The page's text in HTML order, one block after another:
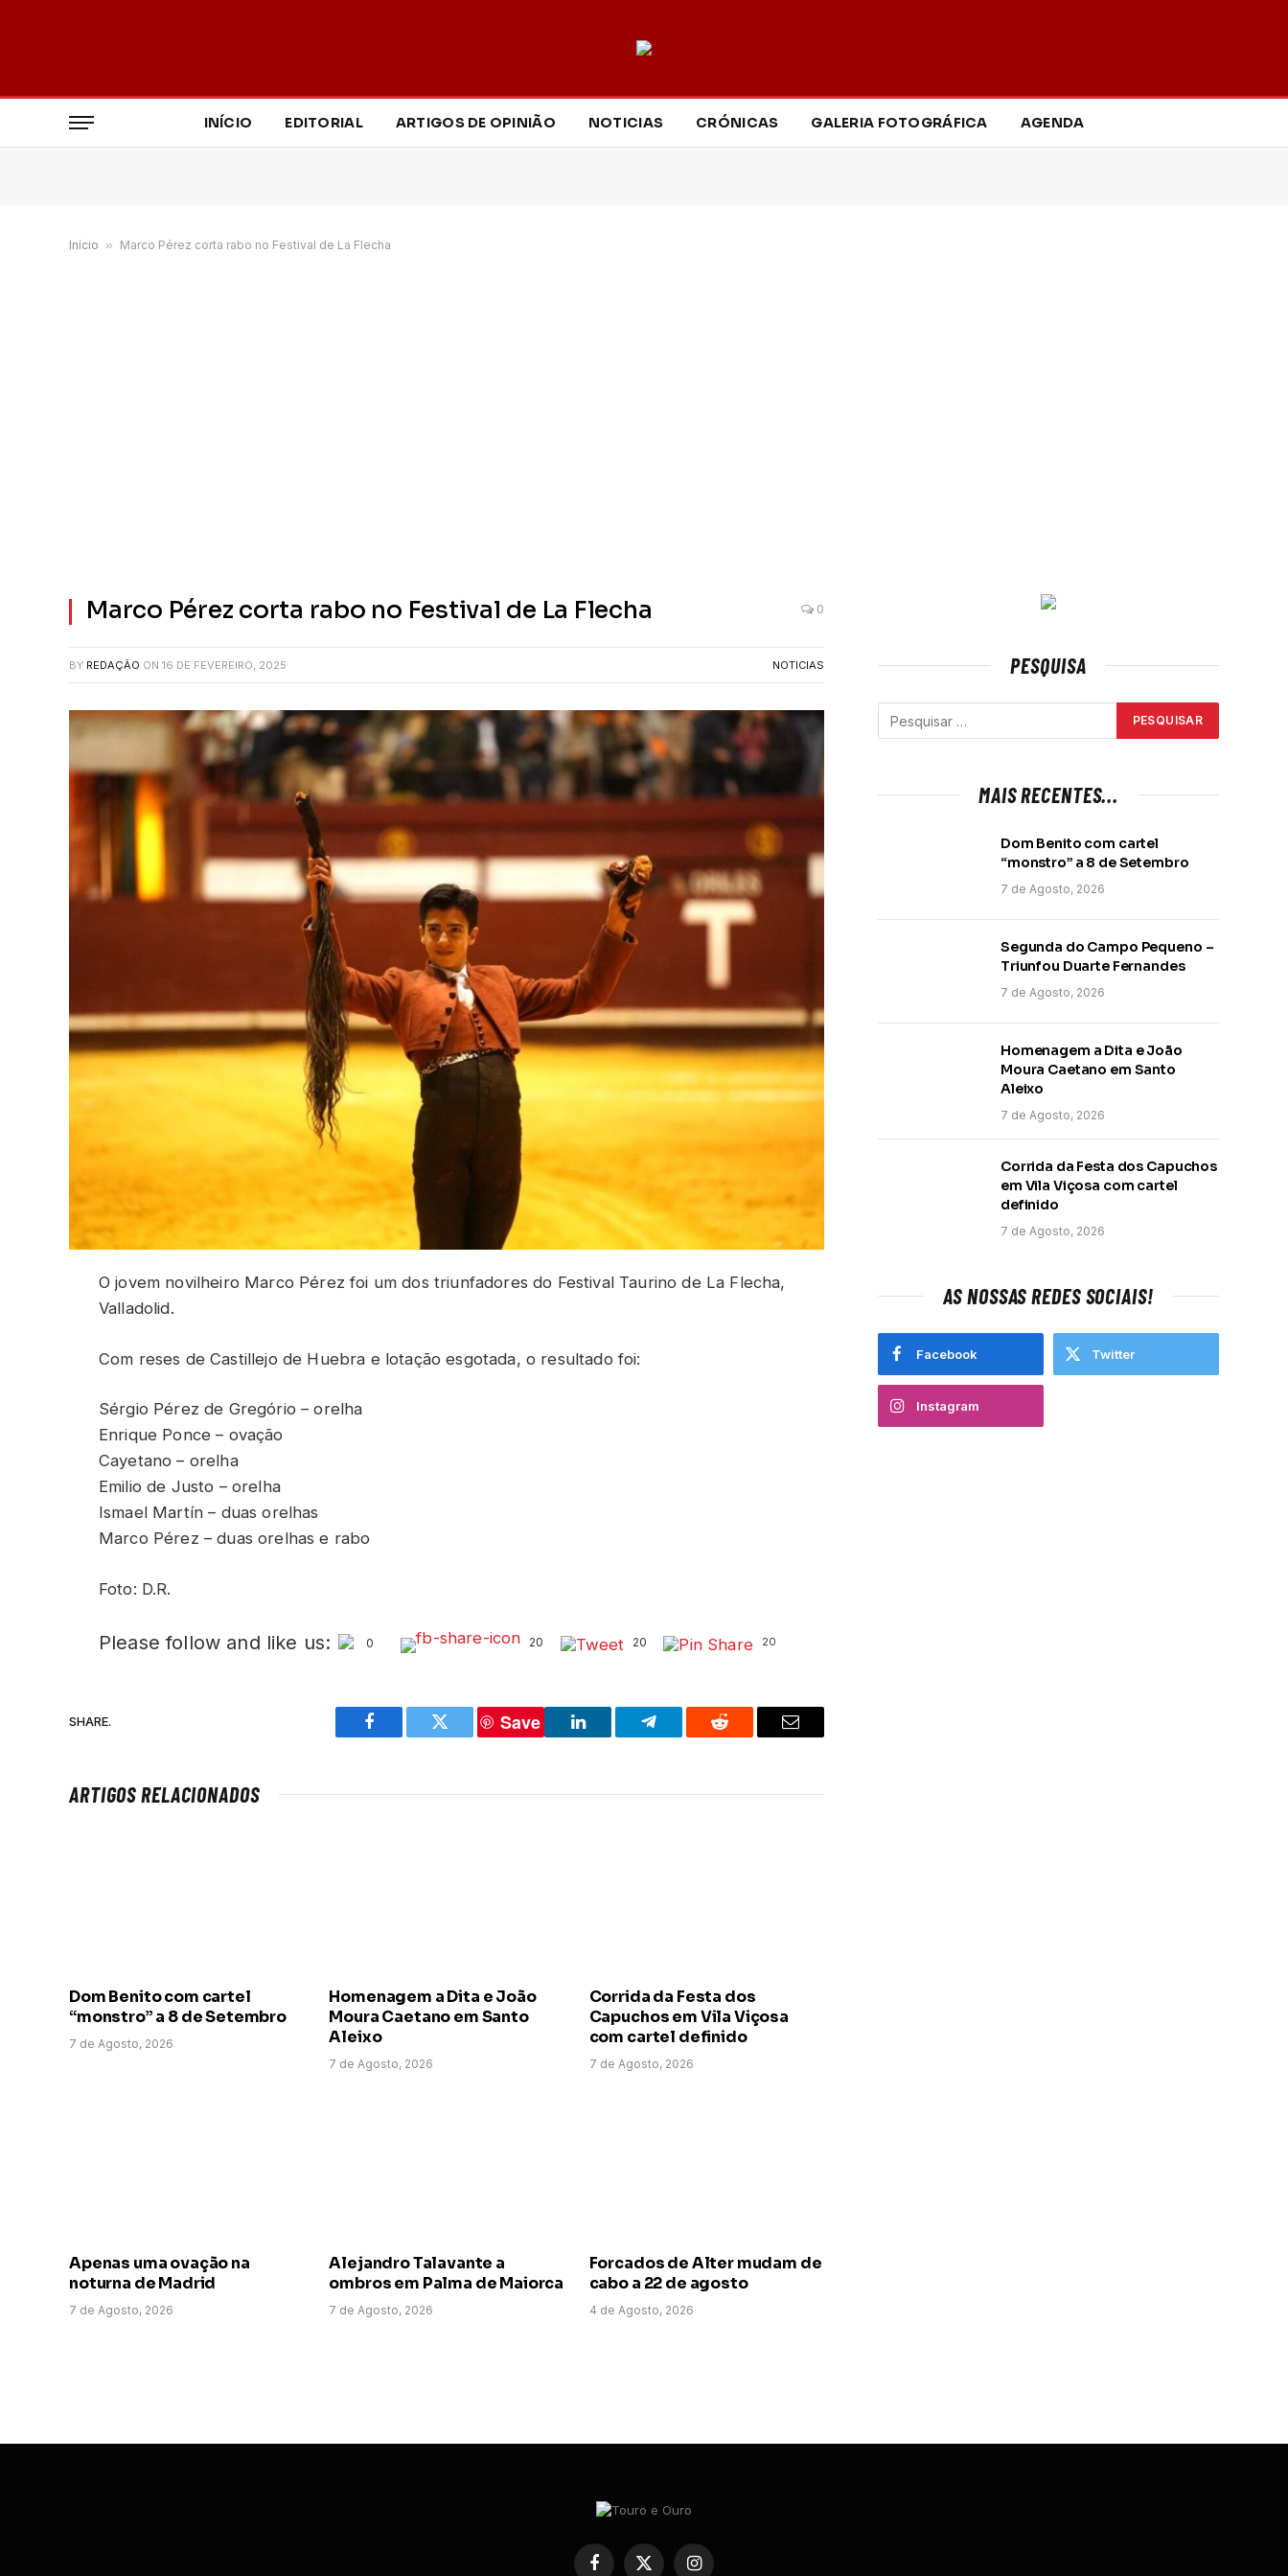
INÍCIO EDITORIAL ARTIGOS DE OPINIÃO NOTICIAS CRÓNICAS GALERIA FOTOGRÁFICA AGENDA
Início » Marco Pérez corta rabo no Festival de La Flecha
Marco Pérez corta rabo no Festival de La Flecha 0
BY REDAÇÃO ON 16 DE FEVEREIRO, 2025 NOTICIAS
O jovem novilheiro Marco Pérez foi um dos triunfadores do Festival Taurino de La Flecha,
Valladolid.
Com reses de Castillejo de Huebra e lotação esgotada, o resultado foi:
Sérgio Pérez de Gregório – orelha
Enrique Ponce – ovação
Cayetano – orelha
Emilio de Justo – orelha
Ismael Martín – duas orelhas
Marco Pérez – duas orelhas e rabo
Foto: D.R.
Please follow and like us: 0 20 20 20
SHARE.
Facebook Twitter
Save
LinkedIn Telegram Reddit Email
ARTIGOS RELACIONADOS
Dom Benito com cartel
“monstro” a 8 de Setembro
7 de Agosto, 2026
Homenagem a Dita e João
Moura Caetano em Santo
Aleixo
7 de Agosto, 2026
Corrida da Festa dos
Capuchos em Vila Viçosa
com cartel definido
7 de Agosto, 2026
Apenas uma ovação na
noturna de Madrid
7 de Agosto, 2026
Alejandro Talavante a
ombros em Palma de Maiorca
7 de Agosto, 2026
Forcados de Alter mudam de
cabo a 22 de agosto
4 de Agosto, 2026
PESQUISA
MAIS RECENTES...
Dom Benito com cartel
“monstro” a 8 de Setembro
7 de Agosto, 2026
Segunda do Campo Pequeno –
Triunfou Duarte Fernandes
7 de Agosto, 2026
Homenagem a Dita e João
Moura Caetano em Santo
Aleixo
7 de Agosto, 2026
Corrida da Festa dos Capuchos
em Vila Viçosa com cartel
definido
7 de Agosto, 2026
AS NOSSAS REDES SOCIAIS!
Facebook Twitter
Instagram
Facebook
X Instagram